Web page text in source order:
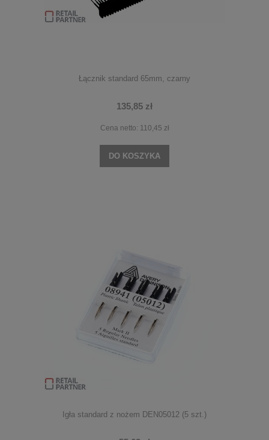
Łącznik standard 65mm, czarny
135,85 zł
Cena netto: 110,45 zł
DO KOSZYKA
Igła standard z nożem DEN05012 (5 szt.)